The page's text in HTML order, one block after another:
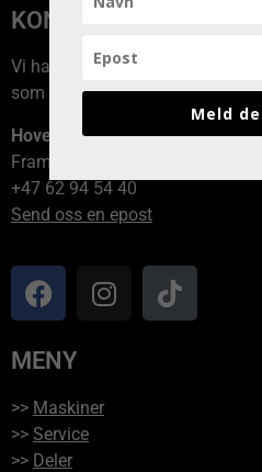
KONTAKT OSS
Vi har avdelinger over hele
som er nærmest deg!
Hovedkontor
Framvegen 2, 2264 Grinder
+47 62 94 54 40
Send oss en epost
MENY
>> Maskiner
>> Service
>> Deler
Meld